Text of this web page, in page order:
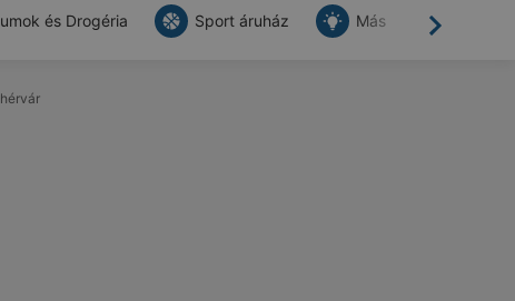
Tovább
és Drogéria Sport áruház Más